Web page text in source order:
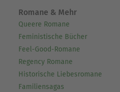
Romane & Mehr
Queere Romane
Feministische Bücher
Feel-Good-Romane
Regency Romane
Historische Liebesromane
Familiensagas